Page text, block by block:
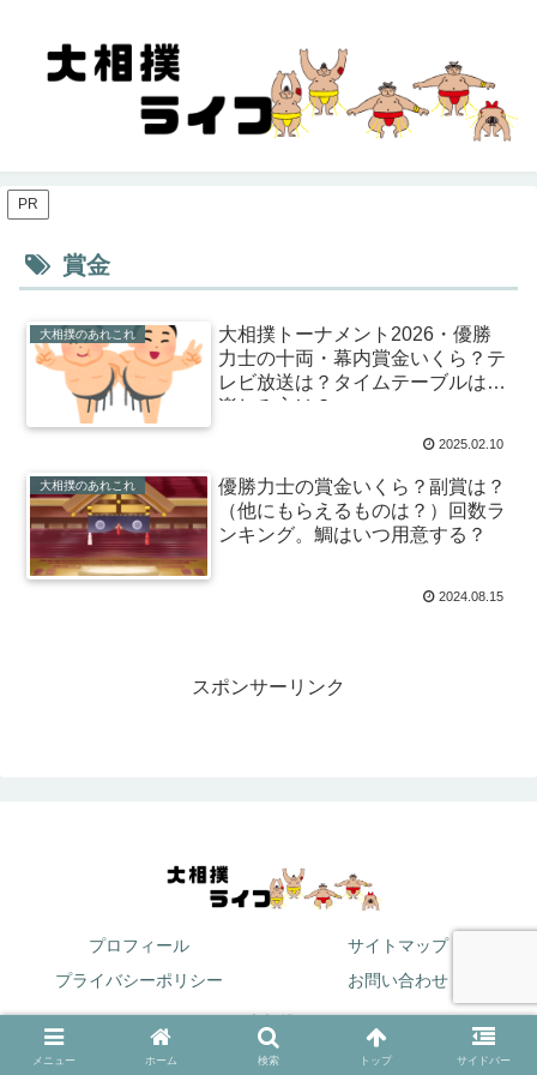
PR
賞金
大相撲のあれこれ
大相撲トーナメント2026・優勝
力士の十両・幕内賞金いくら？テ
レビ放送は？タイムテーブルは？
楽しみ方は？
2025.02.10
大相撲のあれこれ
優勝力士の賞金いくら？副賞は？
（他にもらえるものは？）回数ラ
ンキング。鯛はいつ用意する？
2024.08.15
スポンサーリンク
プロフィール
サイトマップ
プライバシーポリシー
お問い合わせ
メニュー ホーム 検索 トップ サイドバー